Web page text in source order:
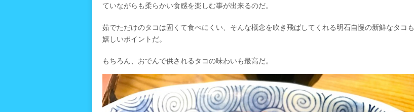
ていながらも柔らかい食感を楽しむ事が出来るのだ。
茹でただけのタコは固くて食べにくい、そんな概念を吹き飛ばしてくれる明石自慢の新鮮なタコも
嬉しいポイントだ。
もちろん、おでんで供されるタコの味わいも最高だ。